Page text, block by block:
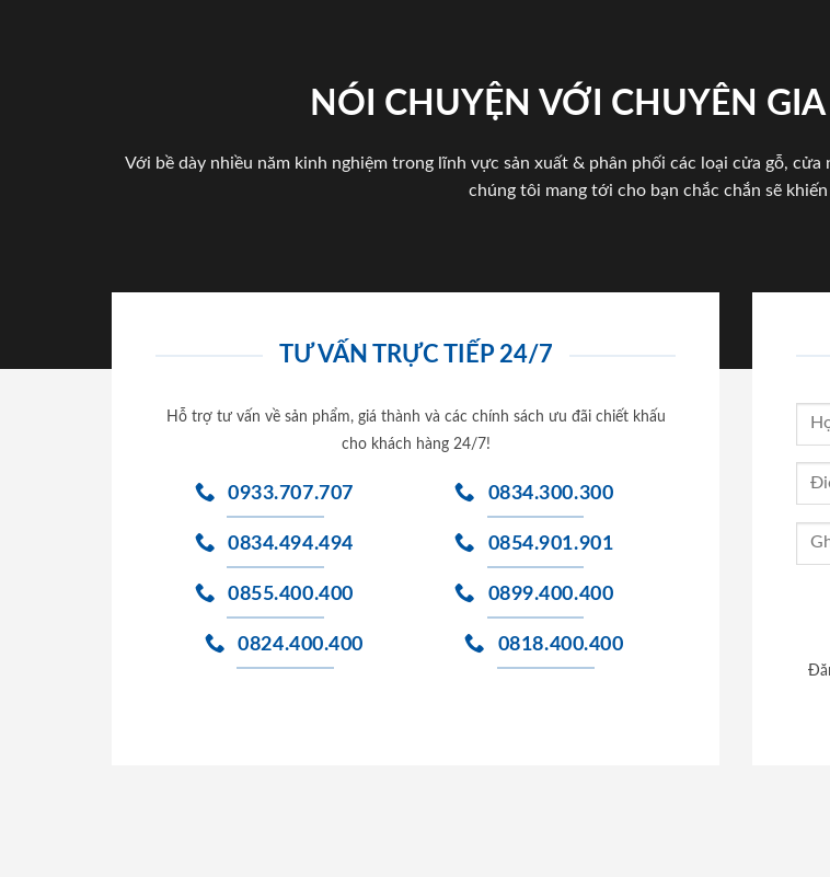
NÓI CHUYỆN VỚI CHUYÊN
Với bề dày nhiều năm kinh nghiệm trong lĩnh vực sản xuất & phân phối các loại cửa gỗ,
chúng tôi mang tới cho bạn chắc chắn sẽ
TƯ VẤN TRỰC TIẾP 24/7
Hỗ trợ tư vấn về sản phẩm, giá thành và các chính sách ưu đãi chiết khấu
cho khách hàng 24/7!
0933.707.707
0834.494.494
0855.400.400
0824.400.400
0834.300.300
0854.901.901
0899.400.400
0818.400.400